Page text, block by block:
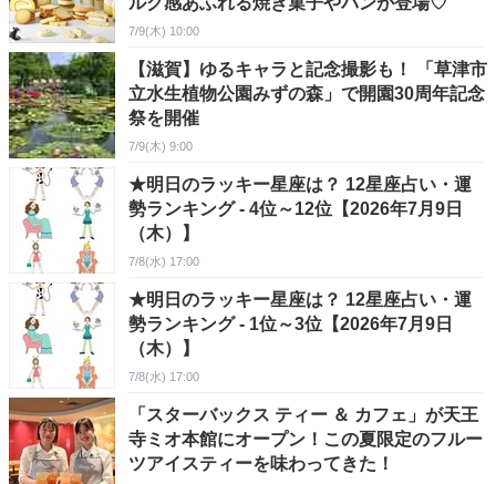
7/9(木) 10:00
【滋賀】ゆるキャラと記念撮影も！ 「草津市
立水生植物公園みずの森」で開園30周年記念
祭を開催
7/9(木) 9:00
★明日のラッキー星座は？ 12星座占い・運
勢ランキング - 4位～12位【2026年7月9日
（木）】
7/8(水) 17:00
★明日のラッキー星座は？ 12星座占い・運
勢ランキング - 1位～3位【2026年7月9日
（木）】
7/8(水) 17:00
「スターバックス ティー ＆ カフェ」が天王
寺ミオ本館にオープン！この夏限定のフルー
ツアイスティーを味わってきた！